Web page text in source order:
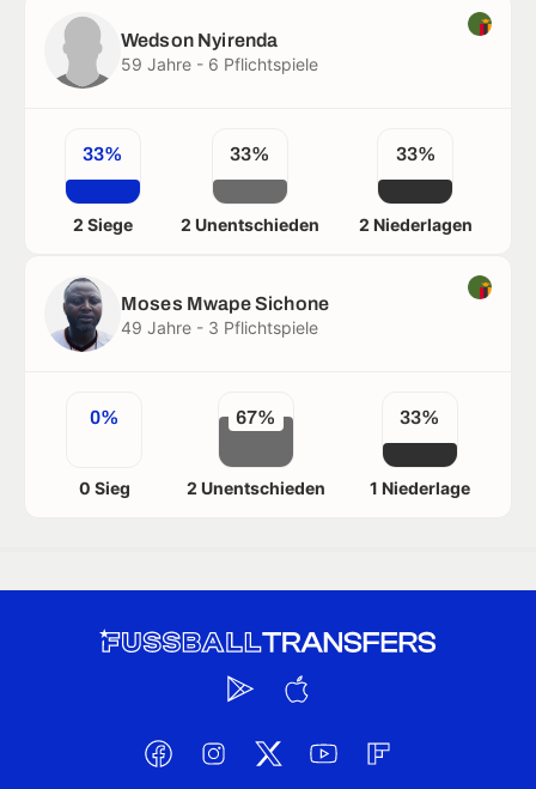
Wedson Nyirenda
59 Jahre - 6 Pflichtspiele
33%
2 Siege
33%
2 Unentschieden
33%
2 Niederlagen
Moses Mwape Sichone
49 Jahre - 3 Pflichtspiele
0%
0 Sieg
67%
2 Unentschieden
33%
1 Niederlage